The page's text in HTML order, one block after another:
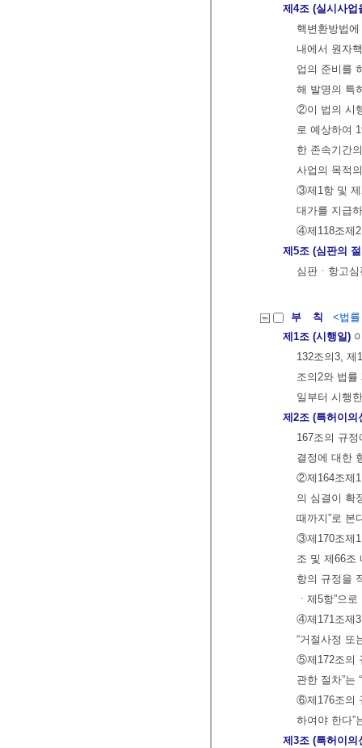
제4조 (실시사
핵변환방법
내에서 원자
업의 준비를
해 발명의 특
②이 법의 시
로 예상하여
한 존속기간
사업의 목적
③제1항 및 제
대가를 지급
④제118조제2
제5조 (심판의
심판ㆍ항고
부 칙
<법
제1조 (시행일)
132조의3, 제
조의2와 법률
일부터 시행
제2조 (특허이의
167조의 규
결정에 대한
②제164조제1
의 심결이 확
때까지”로 본
③제170조제1
조 및 제66조
항의 규정을
ㆍ제5항”으
④제171조제3
“거절사정 또
⑤제172조의
관한 절차”는
⑥제176조의
하여야 한다”
제3조 (특허이의